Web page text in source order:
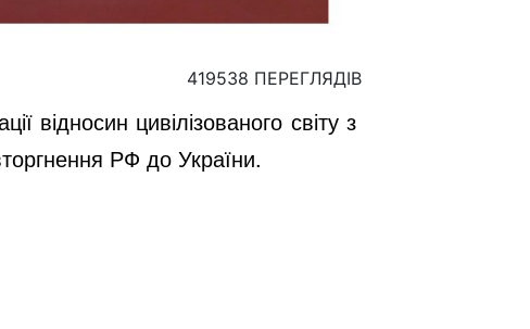
419538 ПЕРЕГЛЯДІВ
відносин цивілізованого світу з
РФ до України.